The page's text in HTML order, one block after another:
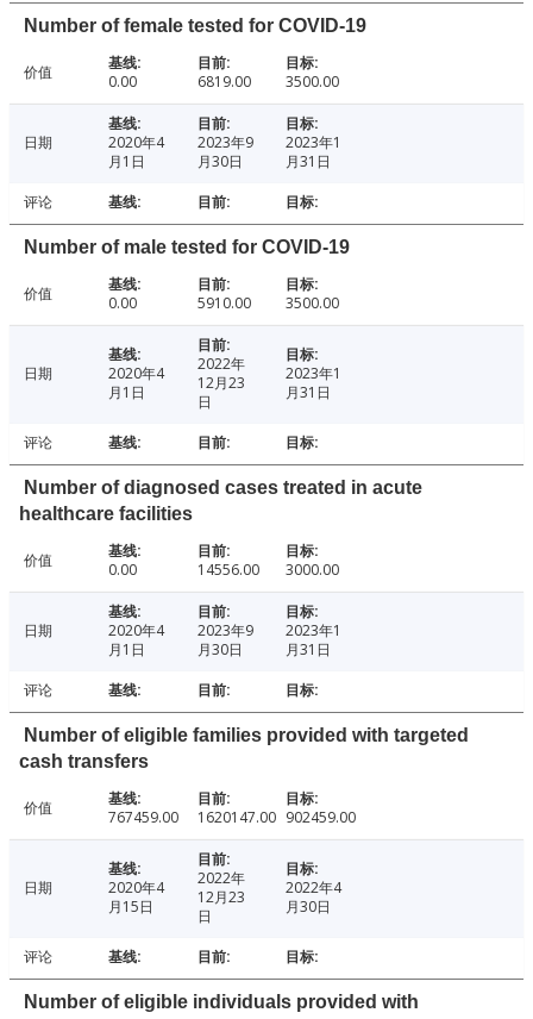
Number of female tested for COVID-19
价值 0.00 6819.00 3500.00
日期
2020年4
月1日
2023年9
月30日
2023年1
月31日
评论
Number of male tested for COVID-19
价值 0.00 5910.00 3500.00
日期
2020年4
月1日
2022年
12月23
日
2023年1
月31日
评论
Number of diagnosed cases treated in acute
healthcare facilities
价值 0.00 14556.00 3000.00
日期
2020年4
月1日
2023年9
月30日
2023年1
月31日
评论
Number of eligible families provided with targeted
cash transfers
价值 767459.00 1620147.00 902459.00
日期
2020年4
月15日
2022年
12月23
日
2022年4
月30日
评论
Number of eligible individuals provided with